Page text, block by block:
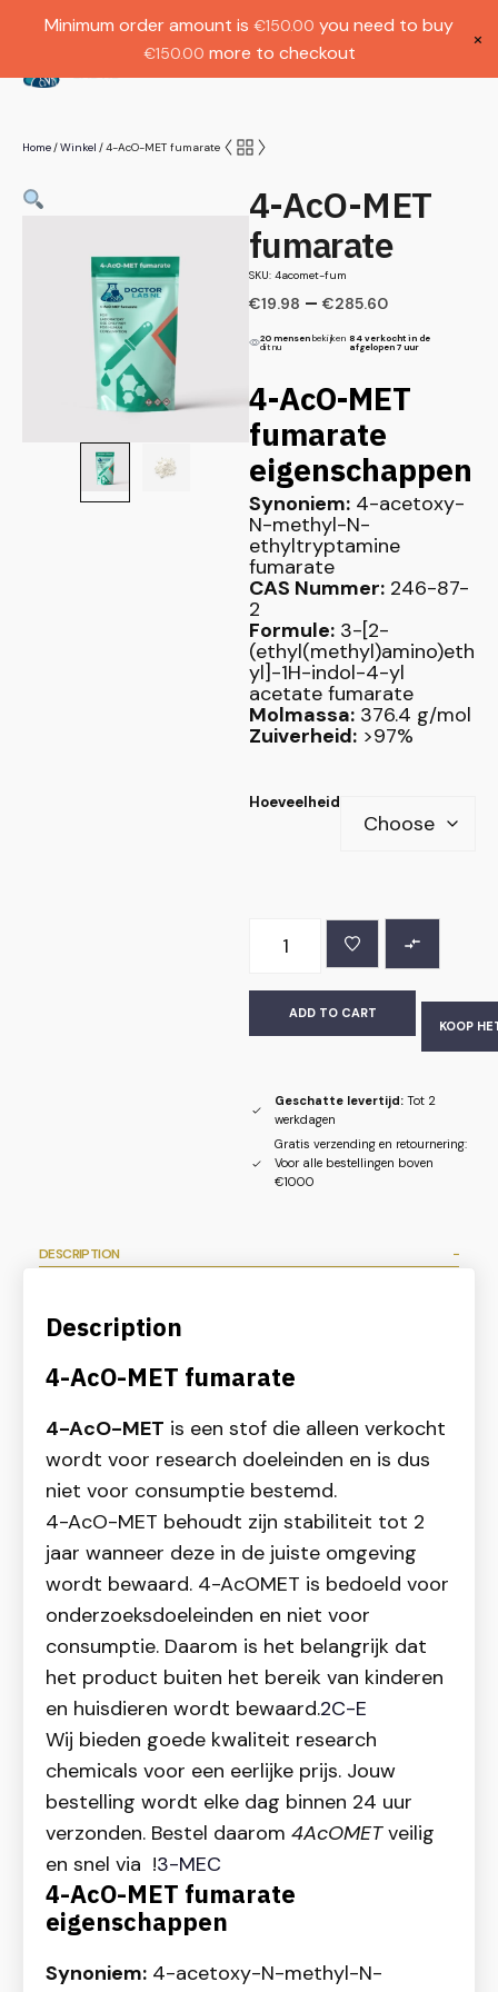
€1000.
Home/Winkel /4-AcO-MET fumarate
4-AcO-MET
fumarate
SKU: 4acomet-fum
€19.98 – €285.60
20 mensen bekijken
dit nu
84 verkocht in de
afgelopen 7 uur
4-AcO-MET
fumarate
eigenschappen
Synoniem: 4-acetoxy-
N-methyl-N-
ethyltryptamine
fumarate
CAS Nummer: 246-87-
2
Formule: 3-[2-
(ethyl(methyl)amino)eth
yl]-1H-indol-4-yl
acetate fumarate
Molmassa: 376.4 g/mol
Zuiverheid: >97%
Hoeveelheid
ADD TO CART
KOOP
Geschatte levertijd:Tot 2
werkdagen
Gratis verzending en retournering:
Voor alle bestellingen boven
€1000
DESCRIPTION
Description
4-AcO-MET fumarate
4-AcO-MET is een stof die alleen verkocht
wordt voor research doeleinden en is dus
niet voor consumptie bestemd.
4-AcO-MET behoudt zijn stabiliteit tot 2
jaar wanneer deze in de juiste omgeving
wordt bewaard. 4-AcOMET is bedoeld voor
onderzoeksdoeleinden en niet voor
consumptie. Daarom is het belangrijk dat
het product buiten het bereik van kinderen
en huisdieren wordt bewaard.2C-E
Wij bieden goede kwaliteit research
chemicals voor een eerlijke prijs. Jouw
bestelling wordt elke dag binnen 24 uur
verzonden. Bestel daarom 4AcOMETveilig
en snel via !3-MEC
4-AcO-MET fumarate
eigenschappen
Synoniem: 4-acetoxy-N-methyl-N-
Minimum order amount is €150.00 you need to buy
€150.00 more to checkout
×